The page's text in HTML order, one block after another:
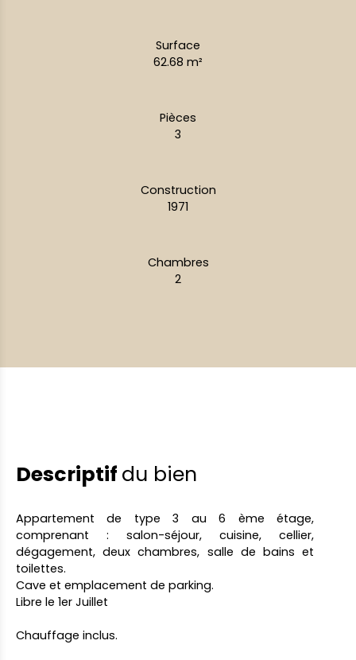
Surface
62.68 m²
Pièces
3
Construction
1971
Chambres
2
Descriptif du bien
Appartement de type 3 au 6 ème étage,
comprenant : salon-séjour, cuisine, cellier,
dégagement, deux chambres, salle de bains et
toilettes.
Cave et emplacement de parking.
Libre le 1er Juillet
Chauffage inclus.